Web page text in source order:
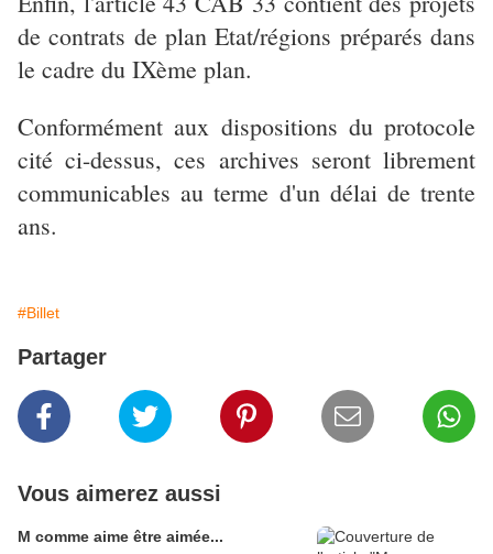
de contrats de plan Etat/régions préparés dans
le cadre du IXème plan.
Conformément aux dispositions du protocole
cité ci-dessus, ces archives seront librement
communicables au terme d'un délai de trente
ans.
#Billet
Partager
Vous aimerez aussi
M comme aime être aimée...